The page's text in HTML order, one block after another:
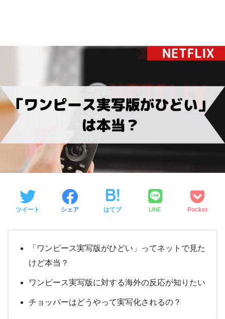
ツイート シェア はてブ LINE Pocket
「ワンピース実写版がひどい」ってネットで見た
けど本当？
ワンピース実写版に対する海外の反応が知りたい
チョッパーはどうやって実写化されるの？